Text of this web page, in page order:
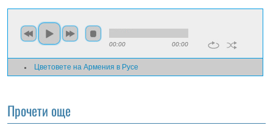
00:00 00:00
Цветовете на Армения в Русе
Прочети още